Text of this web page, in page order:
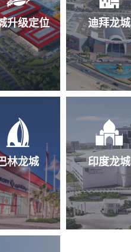
升级定位 迪拜龙城
林龙城 印度龙城